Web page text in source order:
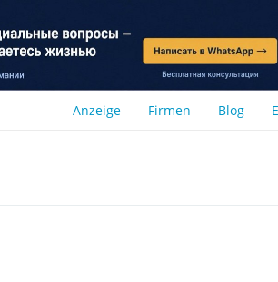
Anzeige Firmen Blog